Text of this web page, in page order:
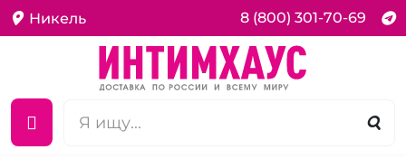
Никель 8 (800) 301-70-69